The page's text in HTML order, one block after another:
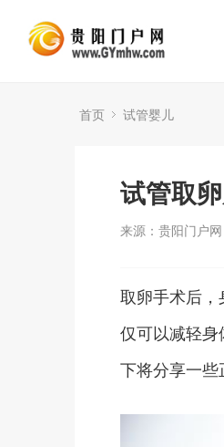
首页 试管婴儿
试管取
来源：贵阳门户网
取卵手术后
仅可以减轻
下将分享一些